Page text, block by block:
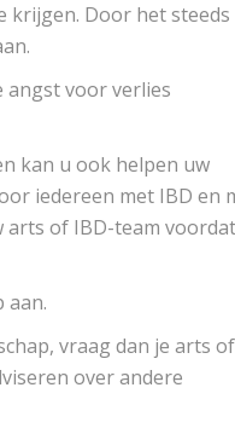
krijgen. Door het steeds
angst voor verlies
kan u ook helpen uw
iedereen met IBD en
arts of IBD-team
aan.
vraag dan je arts of
over andere